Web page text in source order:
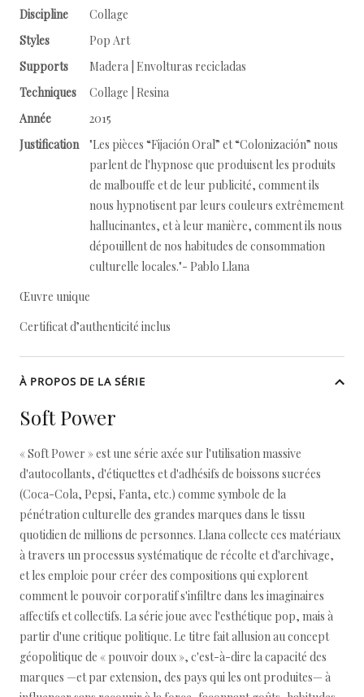
Discipline
Collage
Styles
Pop Art
Supports
Madera | Envolturas recicladas
Techniques
Collage | Resina
Année
2015
Justification
"Les pièces “Fijación Oral” et “Colonización” nous
parlent de l'hypnose que produisent les produits
de malbouffe et de leur publicité, comment ils
nous hypnotisent par leurs couleurs extrêmement
hallucinantes, et à leur manière, comment ils nous
dépouillent de nos habitudes de consommation
culturelle locales."- Pablo Llana
Œuvre unique
Certificat d’authenticité inclus
À PROPOS DE LA SÉRIE
Soft Power
« Soft Power » est une série axée sur l'utilisation massive
d'autocollants, d'étiquettes et d'adhésifs de boissons sucrées
(Coca-Cola, Pepsi, Fanta, etc.) comme symbole de la
pénétration culturelle des grandes marques dans le tissu
quotidien de millions de personnes. Llana collecte ces matériaux
à travers un processus systématique de récolte et d'archivage,
et les emploie pour créer des compositions qui explorent
comment le pouvoir corporatif s'infiltre dans les imaginaires
affectifs et collectifs. La série joue avec l'esthétique pop, mais à
partir d'une critique politique. Le titre fait allusion au concept
géopolitique de « pouvoir doux », c'est-à-dire la capacité des
marques —et par extension, des pays qui les ont produites— à